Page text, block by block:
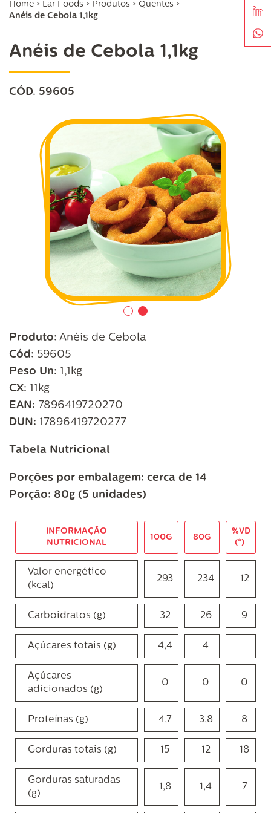
Home > Lar Foods > Produtos > Quentes >
Anéis de Cebola 1,1kg
Anéis de Cebola 1,1kg
CÓD. 59605
Produto: Anéis de Cebola
Cód: 59605
Peso Un: 1,1kg
CX: 11kg
EAN: 7896419720270
DUN: 17896419720277
Tabela Nutricional
Porções por embalagem: cerca de 14
Porção: 80g (5 unidades)
INFORMAÇÃO
NUTRICIONAL
100G 80G
%VD
(*)
Valor energético
(kcal)
293 234 12
Carboidratos (g) 32 26 9
Açúcares totais (g) 4,4 4
Açúcares
adicionados (g)
0 0 0
Proteínas (g) 4,7 3,8 8
Gorduras totais (g) 15 12 18
Gorduras saturadas
(g)
1,8 1,4 7